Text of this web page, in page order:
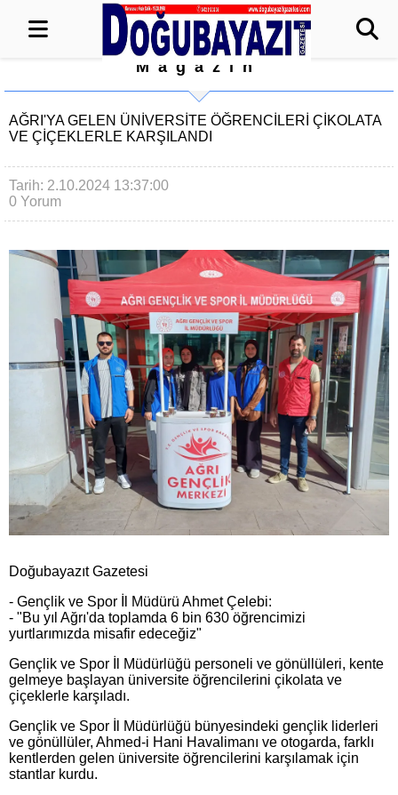
Magazin
AĞRI'YA GELEN ÜNİVERSİTE ÖĞRENCİLERİ ÇİKOLATA
VE ÇİÇEKLERLE KARŞILANDI
Tarih: 2.10.2024 13:37:00
0 Yorum
Doğubayazıt Gazetesi
- Gençlik ve Spor İl Müdürü Ahmet Çelebi:
- "Bu yıl Ağrı'da toplamda 6 bin 630 öğrencimizi
yurtlarımızda misafir edeceğiz"
Gençlik ve Spor İl Müdürlüğü personeli ve gönüllüleri, kente
gelmeye başlayan üniversite öğrencilerini çikolata ve
çiçeklerle karşıladı.
Gençlik ve Spor İl Müdürlüğü bünyesindeki gençlik liderleri
ve gönüllüler, Ahmed-i Hani Havalimanı ve otogarda, farklı
kentlerden gelen üniversite öğrencilerini karşılamak için
stantlar kurdu.